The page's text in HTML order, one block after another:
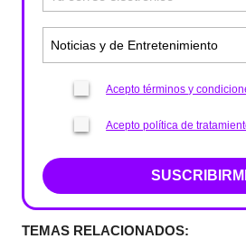
Acepto términos y
Acepto política de
TEMAS RELACIONADOS: